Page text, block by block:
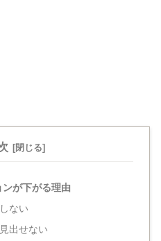
が下がる理由
ない
出せない